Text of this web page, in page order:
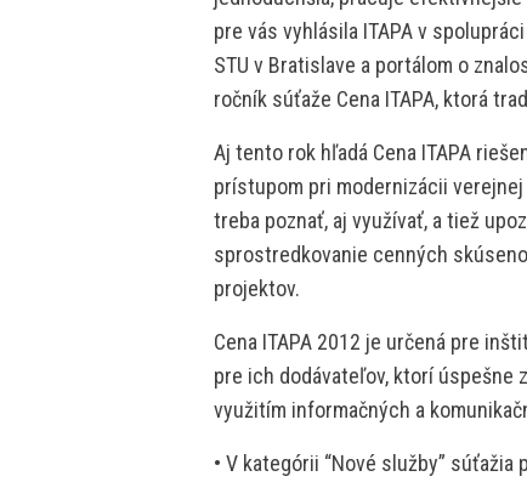
pre vás vyhlásila ITAPA v
STU v Bratislave a portálom o
ročník súťaže Cena ITAPA, ktorá
Aj tento rok hľadá Cena ITAPA
prístupom pri modernizácii
treba poznať, aj využívať, a tiež
sprostredkovanie cenných
projektov.
Cena ITAPA 2012 je určená pre
pre ich dodávateľov, ktorí úspešne
využitím informačných a
• V kategórii “Nové služby”